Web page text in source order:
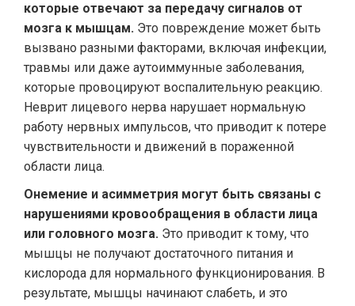
которые отвечают за передачу сигналов от
мозга к мышцам. Это повреждение может быть
вызвано разными факторами, включая инфекции,
травмы или даже аутоиммунные заболевания,
которые провоцируют воспалительную реакцию.
Неврит лицевого нерва нарушает нормальную
работу нервных импульсов, что приводит к потере
чувствительности и движений в пораженной
области лица.
Онемение и асимметрия могут быть связаны с
нарушениями кровообращения в области лица
или головного мозга. Это приводит к тому, что
мышцы не получают достаточного питания и
кислорода для нормального функционирования. В
результате, мышцы начинают слабеть, и это